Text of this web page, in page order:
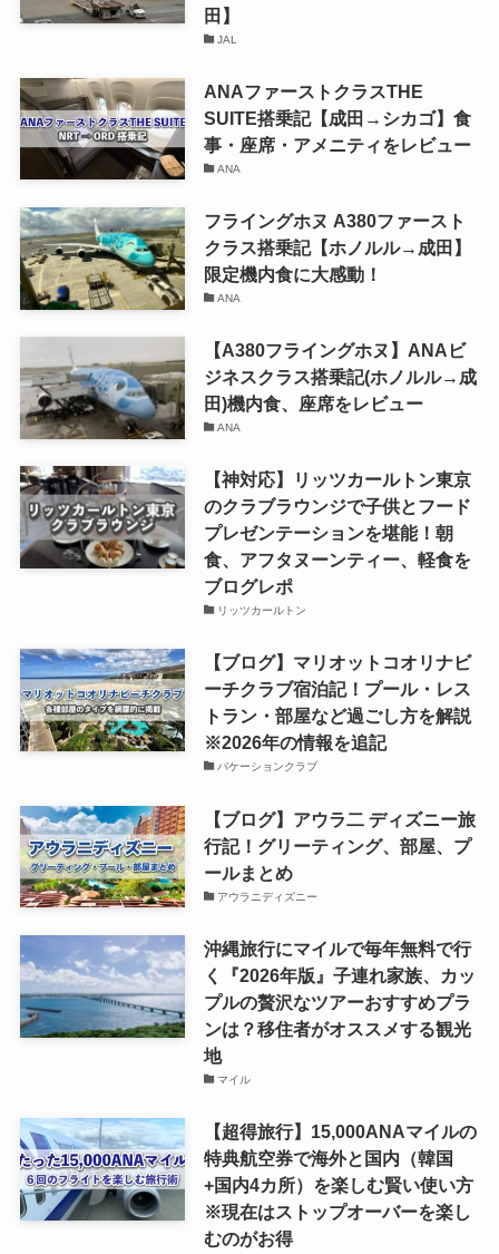
田】
JAL
ANAファーストクラスTHE
SUITE搭乗記【成田→シカゴ】食
事・座席・アメニティをレビュー
ANA
フライングホヌ A380ファースト
クラス搭乗記【ホノルル→成田】
限定機内食に大感動！
ANA
【A380フライングホヌ】ANAビ
ジネスクラス搭乗記(ホノルル→成
田)機内食、座席をレビュー
ANA
【神対応】リッツカールトン東京
のクラブラウンジで子供とフード
プレゼンテーションを堪能！朝
食、アフタヌーンティー、軽食を
ブログレポ
リッツカールトン
【ブログ】マリオットコオリナビ
ーチクラブ宿泊記！プール・レス
トラン・部屋など過ごし方を解説
※2026年の情報を追記
バケーションクラブ
【ブログ】アウラ二 ディズニー旅
行記！グリーティング、部屋、プ
ールまとめ
アウラニディズニー
沖縄旅行にマイルで毎年無料で行
く『2026年版』子連れ家族、カッ
プルの贅沢なツアーおすすめプラ
ンは？移住者がオススメする観光
地
マイル
【超得旅行】15,000ANAマイルの
特典航空券で海外と国内（韓国
+国内4カ所）を楽しむ賢い使い方
※現在はストップオーバーを楽し
むのがお得